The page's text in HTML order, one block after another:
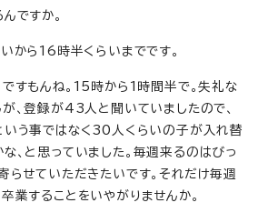
ですか。
から16時半くらいまでです。
すもんね。15時から1時間半で。失礼な
、登録が43人と聞いていましたので、
いう事ではなく30人くらいの子が入れ替
、と思っていました。毎週来るのはびっ
らせていただきたいです。それだけ毎週
業することをいやがりませんか。